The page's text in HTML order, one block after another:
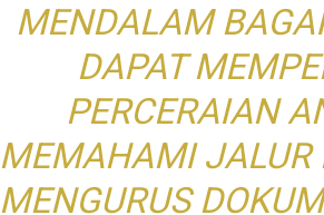
MENDALAM
DAPAT
PERCERAIAN
MEMAHAMI JALUR
MENGURUS